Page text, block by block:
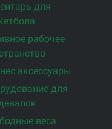
для
рабочее
аксессуары
для
веса